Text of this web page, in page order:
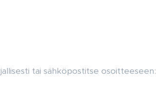
tai sähköpostitse osoitteeseen: